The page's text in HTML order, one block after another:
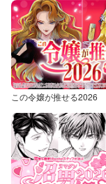
この令嬢が推せる2026